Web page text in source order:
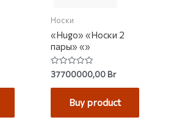
Носки
«Hugo» «Носки 2
пары» «»
Rated
0
out
37700000,00Br
Buy product